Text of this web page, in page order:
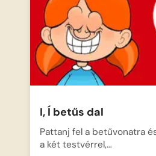
I, Í betűs dal
Pattanj fel a betűvonatra
a két testvérrel,…